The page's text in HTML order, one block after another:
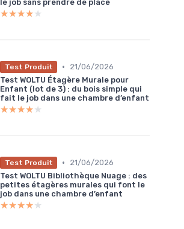
le job sans prendre de place
★★★★★
★★★★★
Test Produit •
21/06/2026
Test WOLTU Étagère Murale pour
Enfant (lot de 3) : du bois simple qui
fait le job dans une chambre d’enfant
★★★★★
★★★★★
Test Produit •
21/06/2026
Test WOLTU Bibliothèque Nuage : des
petites étagères murales qui font le
job dans une chambre d’enfant
★★★★★
★★★★★